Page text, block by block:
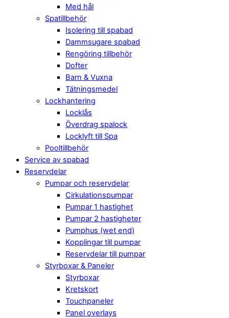
Med hål
Spatillbehör
Isolering till spabad
Dammsugare spabad
Rengöring tillbehör
Dofter
Barn & Vuxna
Tätningsmedel
Lockhantering
Locklås
Överdrag spalock
Locklyft till Spa
Pooltillbehör
Service av spabad
Reservdelar
Pumpar och reservdelar
Cirkulationspumpar
Pumpar 1 hastighet
Pumpar 2 hastigheter
Pumphus (wet end)
Kopplingar till pumpar
Reservdelar till pumpar
Styrboxar & Paneler
Styrboxar
Kretskort
Touchpaneler
Panel overlays